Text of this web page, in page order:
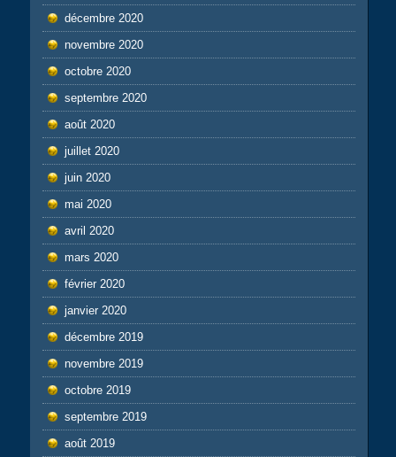
décembre 2020
novembre 2020
octobre 2020
septembre 2020
août 2020
juillet 2020
juin 2020
mai 2020
avril 2020
mars 2020
février 2020
janvier 2020
décembre 2019
novembre 2019
octobre 2019
septembre 2019
août 2019